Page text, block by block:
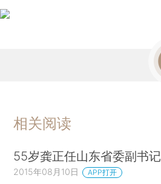
相关阅读
55岁龚正任山东省委副书记
2015年08月10日 APP打开